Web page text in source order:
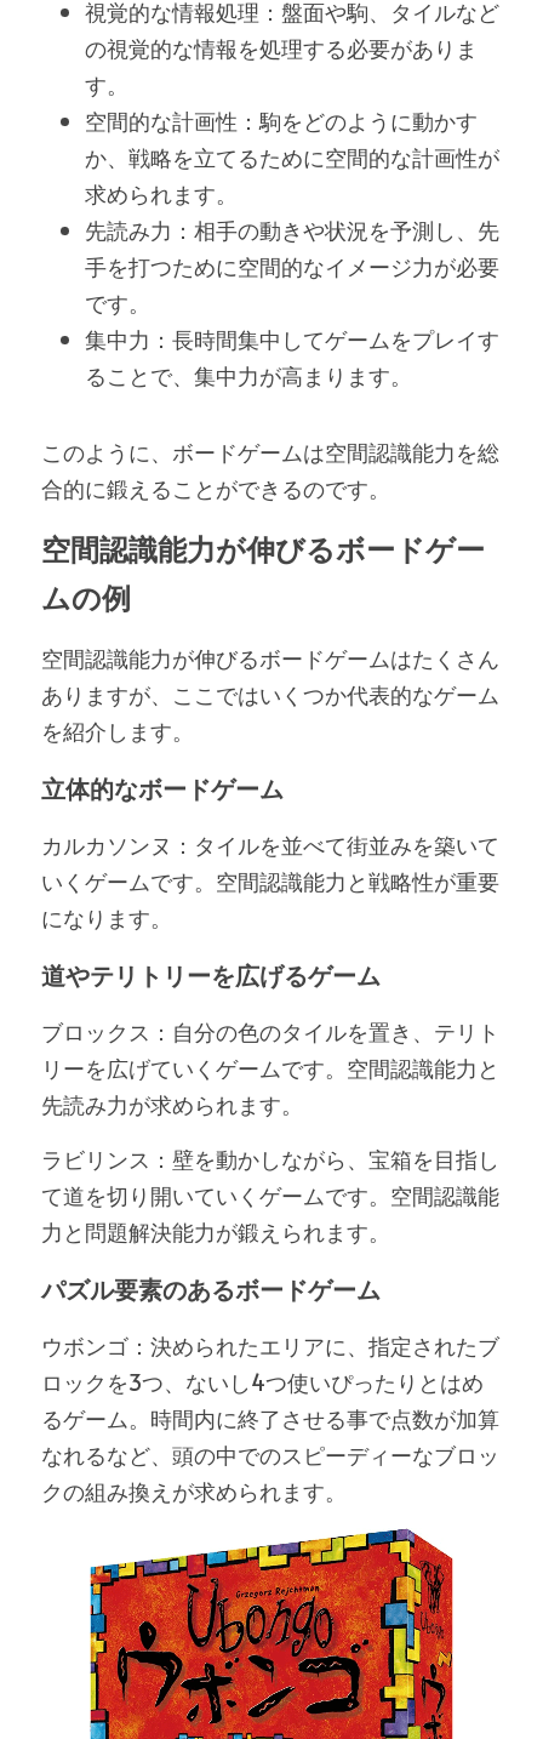
視覚的な情報処理：盤面や駒、タイルなど
の視覚的な情報を処理する必要がありま
す。
空間的な計画性：駒をどのように動かす
か、戦略を立てるために空間的な計画性が
求められます。
先読み力：相手の動きや状況を予測し、先
手を打つために空間的なイメージ力が必要
です。
集中力：長時間集中してゲームをプレイす
ることで、集中力が高まります。
このように、ボードゲームは空間認識能力を総
合的に鍛えることができるのです。
空間認識能力が伸びるボードゲー
ムの例
空間認識能力が伸びるボードゲームはたくさん
ありますが、ここではいくつか代表的なゲーム
を紹介します。
立体的なボードゲーム
カルカソンヌ：タイルを並べて街並みを築いて
いくゲームです。空間認識能力と戦略性が重要
になります。
道やテリトリーを広げるゲーム
ブロックス：自分の色のタイルを置き、テリト
リーを広げていくゲームです。空間認識能力と
先読み力が求められます。
ラビリンス：壁を動かしながら、宝箱を目指し
て道を切り開いていくゲームです。空間認識能
力と問題解決能力が鍛えられます。
パズル要素のあるボードゲーム
ウボンゴ：決められたエリアに、指定されたブ
ロックを3つ、ないし4つ使いぴったりとはめ
るゲーム。時間内に終了させる事で点数が加算
なれるなど、頭の中でのスピーディーなブロッ
クの組み換えが求められます。